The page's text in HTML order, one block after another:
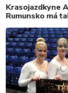
Krasojazdkyne
Rumunsko má